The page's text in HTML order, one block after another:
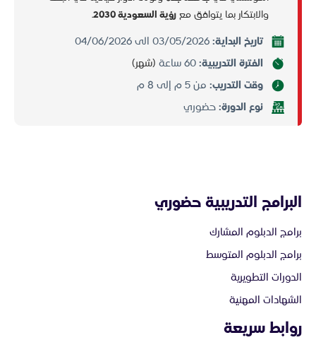
والابتكار بما يتوافق مع رؤية السعودية 2030 .
تاريخ البداية:
الفترة التدريبية: (شهر)
وقت التدريب: من 5 م إلى 8 م
نوع الدورة: حضوري
البرامج التدريبية حضوري
برامج الدبلوم المشارك
برامج الدبلوم المتوسط
الدورات التطويرية
الشهادات المهنية
روابط سريعة